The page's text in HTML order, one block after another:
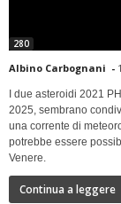
280
Albino Carbognani -
I due asteroidi 2021
2025, sembrano
una corrente di
potrebbe essere
Venere.
Continua a leggere